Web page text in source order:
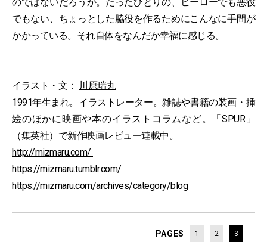
でもない、ちょっとした脇役を作るためにこんなに手間が
かかっている。それ自体をなんだか幸福に感じる。
イラスト・文：
川原瑞丸
1991年生まれ。イラストレーター。雑誌や書籍の装画・挿
絵のほかに映画や本のイラストコラムなど。「SPUR」
（集英社）で新作映画レビュー連載中。
http://mizmaru.com/
https://mizmaru.tumblr.com/
https://mizmaru.com/archives/category/blog
PAGES 1 2 3